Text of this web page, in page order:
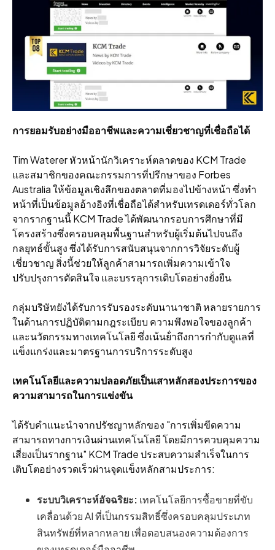
การยอมรับอย่างมืออาชีพและความเชี่ยวชาญที่เชื่อถือได้
Tim Waterer หัวหน้านักวิเคราะห์ตลาดของ KCM Trade
และสมาชิกของคณะกรรมการที่ปรึกษาของ Forbes
Australia ให้ข้อมูลเชิงลึกของตลาดที่มองไปข้างหน้า ซึ่งทํา
หน้าที่เป็นข้อมูลอ้างอิงที่เชื่อถือได้สําหรับเทรดเดอร์ทั่วโลก
จากรากฐานนี้ KCM Trade ได้พัฒนากรอบการศึกษาที่มี
โครงสร้างซึ่งครอบคลุมพื้นฐานสําหรับผู้เริ่มต้นไปจนถึง
กลยุทธ์ขั้นสูง ซึ่งได้รับการสนับสนุนจากการวิจัยระดับผู้
เชี่ยวชาญ สิ่งนี้ช่วยให้ลูกค้าสามารถเพิ่มความเข้าใจ
ปรับปรุงการตัดสินใจ และบรรลุการเติบโตอย่างยั่งยืน
กลุ่มบริษัทยังได้รับการรับรองระดับนานาชาติ หลายรายการ
ในด้านการปฏิบัติตามกฎระเบียบ ความพึงพอใจของลูกค้า
และนวัตกรรมทางเทคโนโลยี ซึ่งเน้นย้ําถึงการกํากับดูแลที่
แข็งแกร่งและมาตรฐานการบริการระดับสูง
เทคโนโลยีและความปลอดภัยเป็นเสาหลักสองประการของ
ความสามารถในการแข่งขัน
ได้รับคําแนะนําจากปรัชญาหลักของ "การเพิ่มขีดความ
สามารถทางการเงินผ่านเทคโนโลยี โดยมีการควบคุมความ
เสี่ยงเป็นรากฐาน" KCM Trade ประสบความสําเร็จในการ
เติบโตอย่างรวดเร็วผ่านจุดแข็งหลักสามประการ:
ระบบวิเคราะห์อัจฉริยะ: เทคโนโลยีการซื้อขายที่ขับ
เคลื่อนด้วย AI ที่เป็นกรรมสิทธิ์ซึ่งครอบคลุมประเภท
สินทรัพย์ที่หลากหลาย เพื่อตอบสนองความต้องการ